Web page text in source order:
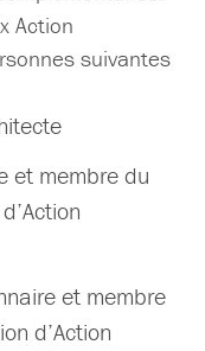
Action
suivantes
et membre du
et membre
d’Action